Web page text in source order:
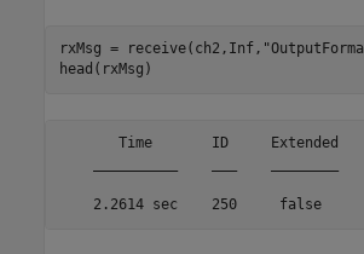
rxMsg = receive(ch2,Inf,
head(rxMsg)
Time       ID     Extended